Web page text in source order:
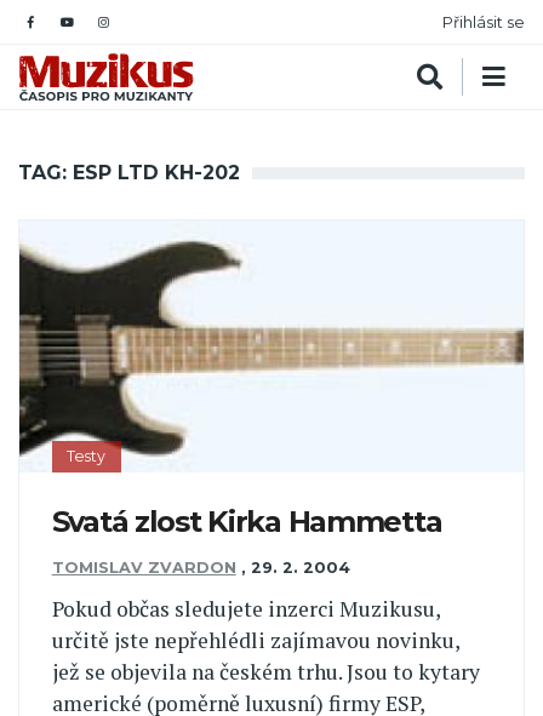
Přihlásit se
TAG: ESP LTD KH-202
Testy
Svatá zlost Kirka Hammetta
TOMISLAV ZVARDON , 29. 2. 2004
Pokud občas sledujete inzerci Muzikusu,
určitě jste nepřehlédli zajímavou novinku,
jež se objevila na českém trhu. Jsou to kytary
americké (poměrně luxusní) firmy ESP,